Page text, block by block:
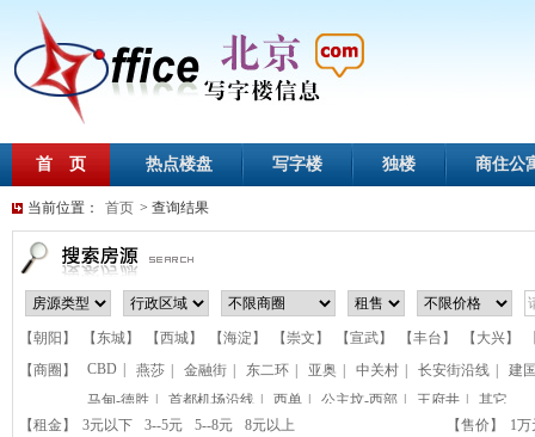
首 页 热点楼盘 写字楼 独楼 商住公
当前位置： 首页 > 查询结果
【朝阳】 【东城】 【西城】 【海淀】 【崇文】 【宣武】 【丰台】 【大兴】
【商圈】
CBD 燕莎 金融街 东二环 亚奥 中关村 长安街沿线
建
马甸-德胜 | 首都机场沿线 | 西单 | 公主坟-西部 | 王府井 |
其它
【租金】
3元以下 3--5元 5--8元 8元以上 【售价】 1